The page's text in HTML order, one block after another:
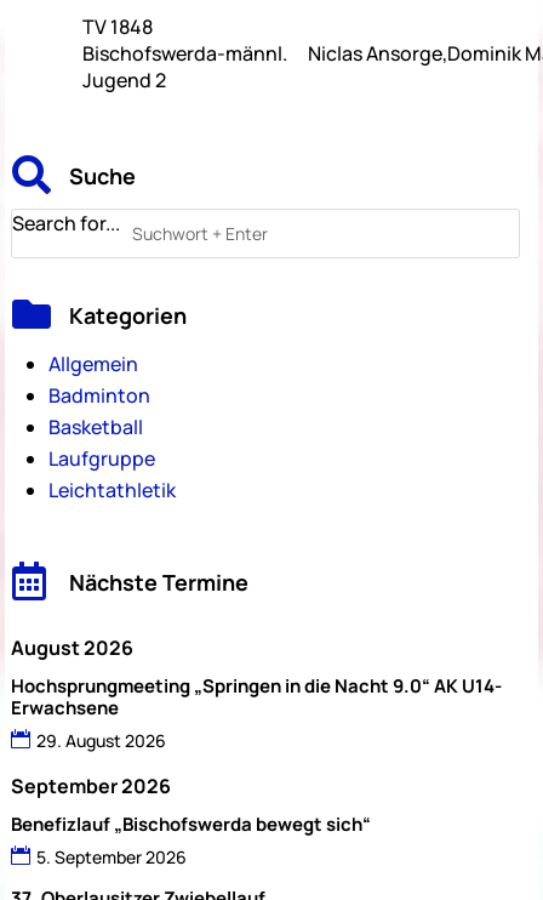
TV 1848
Bischofswerda-männl.
Jugend 2
Niclas Ansorge,Dominik
 Suche
Search for...
 Kategorien
Allgemein
Badminton
Basketball
Laufgruppe
Leichtathletik
 Nächste Termine
August 2026
Hochsprungmeeting „Springen in die Nacht 9.0“ AK U14-
Erwachsene
29. August 2026
September 2026
Benefizlauf „Bischofswerda bewegt sich“
5. September 2026